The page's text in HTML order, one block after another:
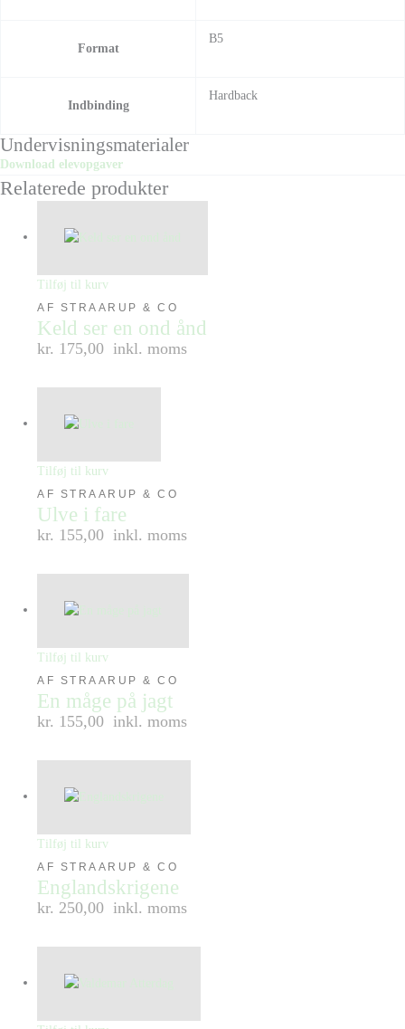
Format
B5
Indbinding
Hardback
Undervisningsmaterialer
Download elevopgaver
Relaterede produkter
Tilføj til kurv
AF STRAARUP & CO
Keld ser en ond ånd
kr. 175,00 inkl. moms
Tilføj til kurv
AF STRAARUP & CO
Ulve i fare
kr. 155,00 inkl. moms
Tilføj til kurv
AF STRAARUP & CO
En måge på jagt
kr. 155,00 inkl. moms
Tilføj til kurv
AF STRAARUP & CO
Englandskrigene
kr. 250,00 inkl. moms